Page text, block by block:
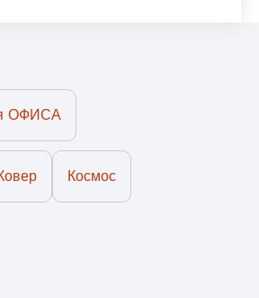
ОФИСА
Космос